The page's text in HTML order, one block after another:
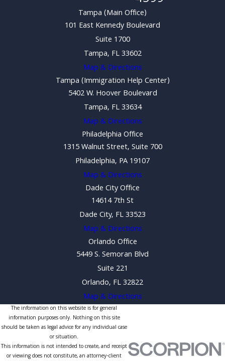
Tampa (Main Office)
101 East Kennedy Boulevard
Suite 1700
Tampa, FL 33602
Map & Directions
Tampa (Immigration Help Center)
5402 W. Hoover Boulevard
Tampa, FL 33634
Map & Directions
Philadelphia Office
1315 Walnut Street, Suite 700
Philadelphia, PA 19107
Map & Directions
Dade City Office
14614 7th St
Dade City, FL 33523
Map & Directions
Orlando Office
5449 S. Semoran Blvd
Suite 221
Orlando, FL 32822
Map & Directions
The information on this website is for general
information purposes only. Nothing on this site
should be taken as legal advice for any individual case
or situation.
This information is not intended to create, and receipt
or viewing does not constitute, an attorney-client